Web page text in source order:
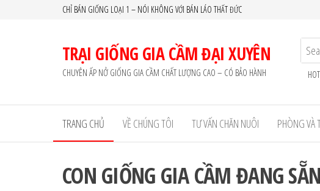
CHỈ BÁN GIỐNG LOẠI 1 – NÓI KHÔNG VỚI BÁN LÁO THẤT ĐỨC
TRẠI GIỐNG GIA CẦM ĐẠI XUYÊN
CHUYÊN ẤP NỞ GIỐNG GIA CẦM CHẤT LƯỢNG CAO – CÓ BẢO HÀNH
TRANG CHỦ VỀ CHÚNG TÔI TƯ VẤN CHĂN NUÔI PHÒNG VÀ
CON GIỐNG GIA CẦM ĐANG